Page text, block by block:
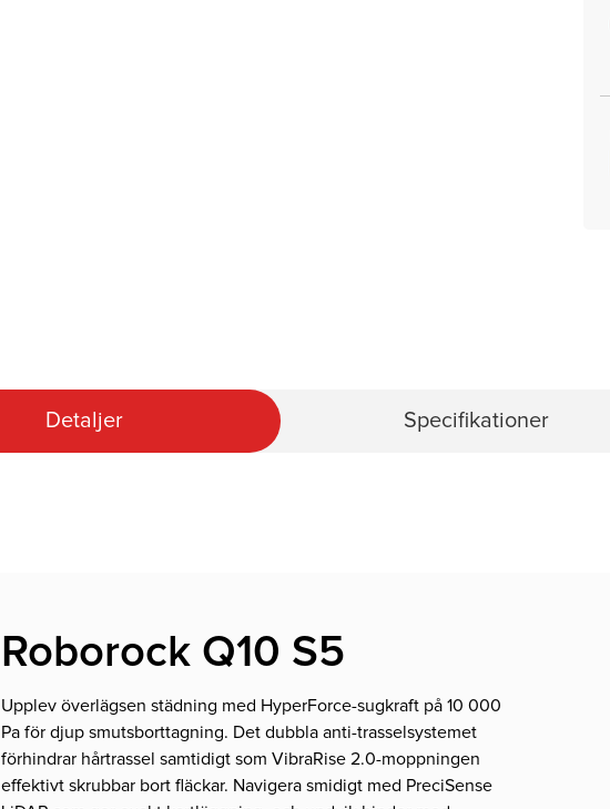
Detaljer Specifikationer
Roborock Q10 S5
Upplev överlägsen städning med HyperForce-sugkraft på 10 000
Pa för djup smutsborttagning. Det dubbla anti-trasselsystemet
förhindrar hårtrassel samtidigt som VibraRise 2.0-moppningen
effektivt skrubbar bort fläckar. Navigera smidigt med PreciSense